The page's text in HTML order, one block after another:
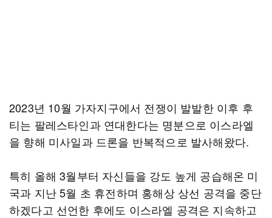
2023년 10월 가자지구에서 전쟁이 발발한 이후 후
티는 팔레스타인과 연대한다는 명분으로 이스라엘
을 향해 미사일과 드론을 반복적으로 발사해왔다.
특히 올해 3월부터 자신들을 강도 높게 공습해온 미
국과 지난 5월 초 휴전하며 홍해상 상선 공격을 중단
하겠다고 선언한 후에도 이스라엘 공격은 지속하고